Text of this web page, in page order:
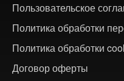
Пользовательское
Политика обработки
Политика обработки
Договор оферты